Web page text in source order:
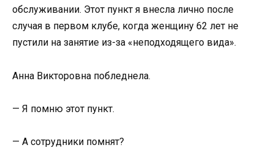
обслуживании. Этот пункт я внесла лично после
случая в первом клубе, когда женщину 62 лет не
пустили на занятие из-за «неподходящего вида».
Анна Викторовна побледнела.
— Я помню этот пункт.
— А сотрудники помнят?